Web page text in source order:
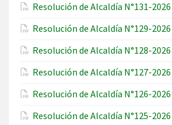
Resolución de Alcaldía N°131-2026
Resolución de Alcaldía N°129-2026
Resolución de Alcaldía N°128-2026
Resolución de Alcaldía N°127-2026
Resolución de Alcaldía N°126-2026
Resolución de Alcaldía N°125-2026